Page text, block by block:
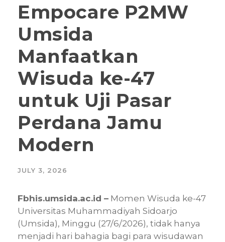
Empocare P2MW
Umsida
Manfaatkan
Wisuda ke-47
untuk Uji Pasar
Perdana Jamu
Modern
JULY 3, 2026
Fbhis.umsida.ac.id – Momen Wisuda ke-47
Universitas Muhammadiyah Sidoarjo
(Umsida), Minggu (27/6/2026), tidak hanya
menjadi hari bahagia bagi para wisudawan